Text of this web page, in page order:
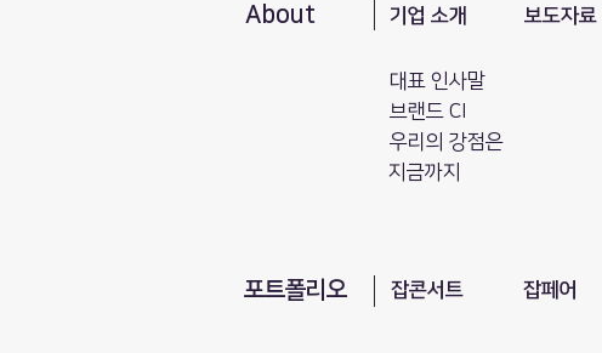
About 기업 소개 보도자료
대표 인사말
브랜드 CI
​우리의 강점은
지금까지
포트폴리오 ​잡콘서트 잡페어